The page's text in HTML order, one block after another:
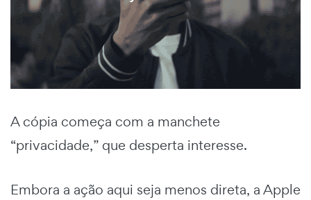
A cópia começa com a manchete
“privacidade,” que desperta interesse.
Embora a ação aqui seja menos direta, a Apple